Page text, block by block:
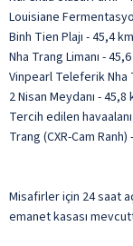
Louisiane
Binh Tien Plajı - 45,4
Nha Trang Limanı -
Vinpearl Teleferik Nha
2 Nisan Meydanı -
Tercih edilen
Trang (CXR-Cam
Misafirler için 24 saat
emanet kasası